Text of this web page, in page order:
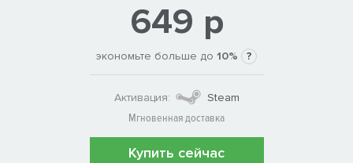
649 р
экономьте больше до 10% ?
Активация:
Steam
Мгновенная доставка
Купить сейчас